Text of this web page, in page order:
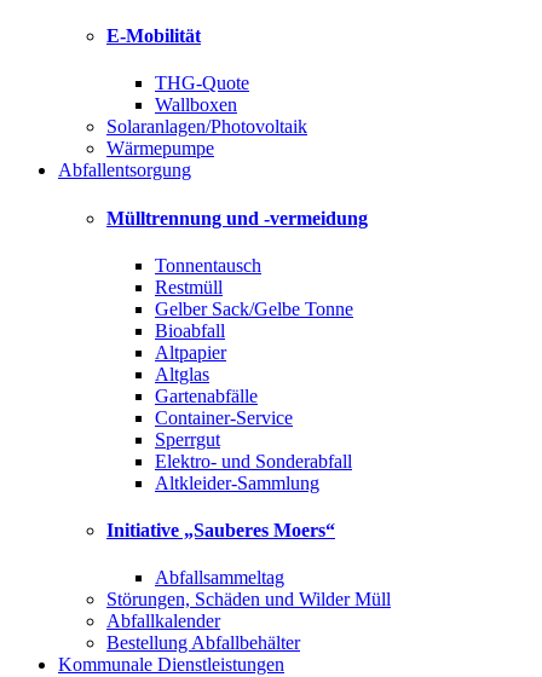
E-Mobilität
THG-Quote
Wallboxen
Solaranlagen/Photovoltaik
Wärmepumpe
Abfallentsorgung
Mülltrennung und -vermeidung
Tonnentausch
Restmüll
Gelber Sack/Gelbe Tonne
Bioabfall
Altpapier
Altglas
Gartenabfälle
Container-Service
Sperrgut
Elektro- und Sonderabfall
Altkleider-Sammlung
Initiative „Sauberes Moers“
Abfallsammeltag
Störungen, Schäden und Wilder Müll
Abfallkalender
Bestellung Abfallbehälter
Kommunale Dienstleistungen